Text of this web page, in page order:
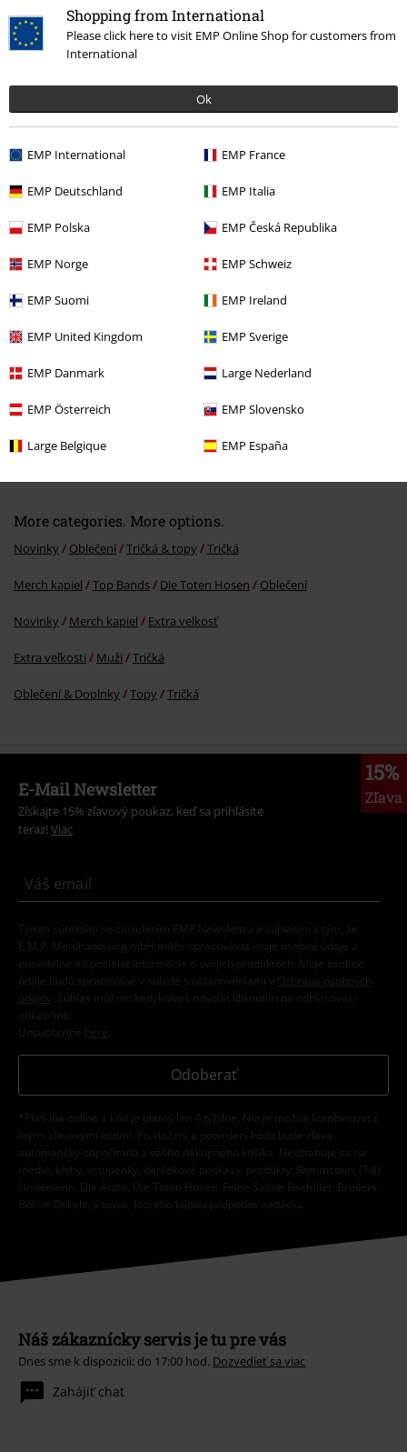
Shopping from International
Please click here to visit EMP Online Shop for customers from
International
Ok
EMP International EMP France
EMP Deutschland EMP Italia
EMP Polska EMP Česká Republika
EMP Norge EMP Schweiz
EMP Suomi EMP Ireland
EMP United Kingdom EMP Sverige
EMP Danmark Large Nederland
EMP Österreich EMP Slovensko
Large Belgique EMP España
Napísať hodnotenie
€ 30,99
More categories. More options.
Novinky Oblečení Tričká & topy Tričká
Merch kapiel Top Bands Die Toten Hosen Oblečení
Novinky Merch kapiel Extra velkosť
Extra veľkosti Muži Tričká
Oblečení & Doplnky Topy Tričká
15%
Zľava
E-Mail Newsletter
Získajte 15% zľavový poukaz, keď sa prihlásite
teraz! Viac
Týmto súhlasím so zasielaním EMP Newslettra a súhlasím s tým, že
E.M.P. Merchandising mbH môže spracovávať moje osobné údaje a
pravidelne mi posielať informácie o svojich produktoch. Moje osobné
údaje budú spracované v súlade s ustanoveniami v
Ochrana osobných
údajov
. Súhlas môžem kedykoľvek odvolať kliknutím na odhlasovací
odkaz/link.
Unsubscribe here
Odoberať
*Platí iba online a kód je platný len 4 týždne. Nie je možné kombinovať s
inými zľavovými kódmi. Po vložení a potvrdení kódu bude zľava
automaticky odpočítaná z vášho nákupného košíka. Nevzťahuje sa na
médiá, knihy, vstupenky, darčekové poukazy, produkty: Rammstein, (Till)
Lindemann, Die Ärzte, Die Toten Hosen, Feine Sahne Fischfilet, Broilers,
Böhse Onkelz, a tovar, ktorého kúpou podporíte nadáciu.
Náš zákaznícky servis je tu pre vás
Dnes sme k dispozicii: do 17:00 hod. Dozvedieť sa viac
Zahájiť chat